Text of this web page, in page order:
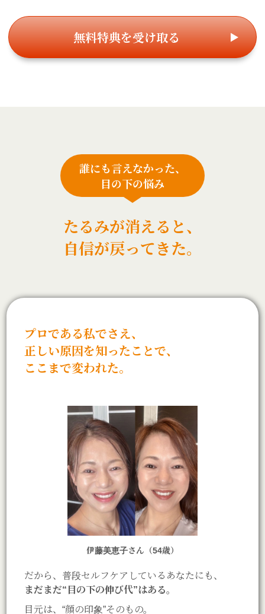
無料特典を受け取る
誰にも言えなかった、
目の下の悩み
たるみが消えると、
自信が戻ってきた。
プロである私でさえ、
正しい原因を知ったことで、
ここまで変われた。
伊藤美恵子さん（54歳）
だから、普段セルフケアしているあなたにも、
まだまだ“目の下の伸び代”はある。
目元は、“顔の印象”そのもの。